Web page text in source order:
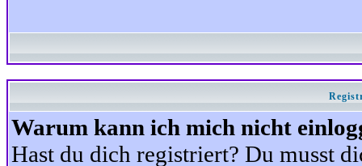
Warum kann ich mich nicht
Hast du dich registriert? Du musst